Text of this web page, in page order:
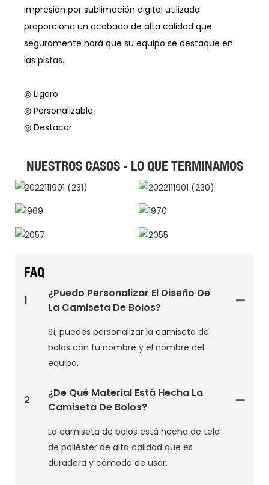
impresión por sublimación digital utilizada
proporciona un acabado de alta calidad que
seguramente hará que su equipo se destaque en
las pistas.
◎ Ligero
◎ Personalizable
◎ Destacar
NUESTROS CASOS - LO QUE TERMINAMOS
FAQ
1
¿Puedo Personalizar El Diseño De
La Camiseta De Bolos?
Sí, puedes personalizar la camiseta de
bolos con tu nombre y el nombre del
equipo.
2
¿De Qué Material Está Hecha La
Camiseta De Bolos?
La camiseta de bolos está hecha de tela
de poliéster de alta calidad que es
duradera y cómoda de usar.